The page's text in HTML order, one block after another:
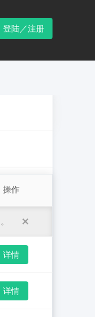
登陆／注册
操作
详情
详情